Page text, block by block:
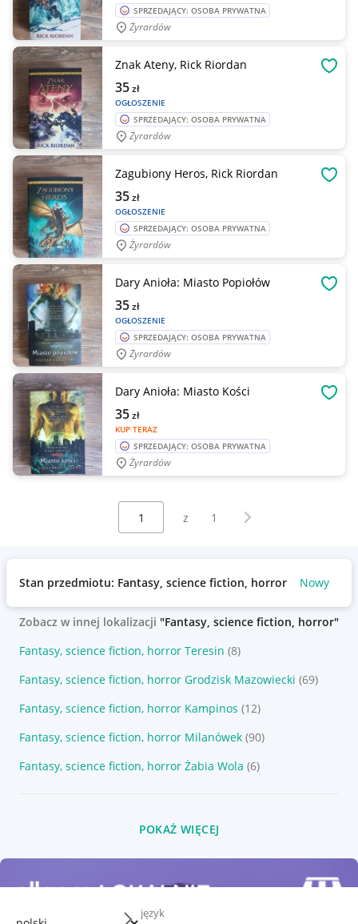
język
SPRZEDAJĄCY: OSOBA PRYWATNA
Żyrardów
Znak Ateny, Rick Riordan
OGŁOSZENIE
35zł
SPRZEDAJĄCY: OSOBA PRYWATNA
Żyrardów
Zagubiony Heros, Rick Riordan
OGŁOSZENIE
35zł
SPRZEDAJĄCY: OSOBA PRYWATNA
Żyrardów
Dary Anioła: Miasto Popiołów
OGŁOSZENIE
35zł
SPRZEDAJĄCY: OSOBA PRYWATNA
Żyrardów
Dary Anioła: Miasto Kości
KUP TERAZ
35zł
SPRZEDAJĄCY: OSOBA PRYWATNA
Żyrardów
Wybierz stronę:
z 1 Następna strona
Stan przedmiotu: Fantasy, science fiction, horror Nowy
Zobacz w innej lokalizacji "Fantasy, science fiction, horror"
Fantasy, science fiction, horror Teresin (8)
Fantasy, science fiction, horror Grodzisk Mazowiecki (69)
Fantasy, science fiction, horror Kampinos (12)
Fantasy, science fiction, horror Milanówek (90)
Fantasy, science fiction, horror Żabia Wola (6)
POKAŻ WIĘCEJ